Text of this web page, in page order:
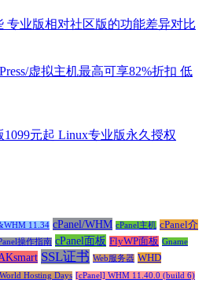
专业版相对社区版的功能差异对比
虚拟主机最高可享82%折扣 低
元起 Linux专业版永久授权
11.34 cPanel/WHM cPanel主机 cPanel介
操作指南 cPanel面板 FlyWP面板 Gname
SSL证书 Web服务器 WHD
World Hosting Days [cPanel] WHM 11.40.0 (build 6)